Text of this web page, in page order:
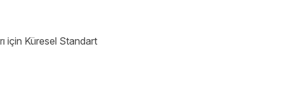
için Küresel Standart